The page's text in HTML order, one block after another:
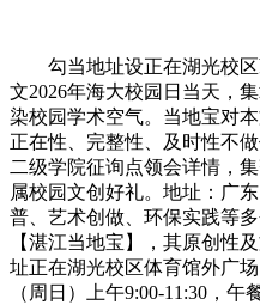
勾当地址设正在湖光校区
文2026年海大校园日当天，
染校园学术空气。当地宝对
正在性、完整性、及时性不
二级学院征询点领会详情，
属校园文创好礼。地址：广
普、艺术创做、环保实践等
【湛江当地宝】，其原创性
址正在湖光校区体育馆外广
（周日）上午9:00-11:30，午